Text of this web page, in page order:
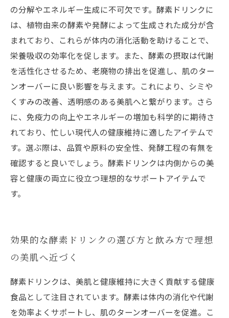
の分解やエネルギー生成に不可欠です。酵素ドリンクに
は、植物由来の酵素や発酵によって生成された成分が含
まれており、これらが体内の消化活動を助けることで、
栄養吸収の効率化を促します。また、酵素の摂取は代謝
を活性化させるため、老廃物の排出を促進し、肌のター
ンオーバーに良い影響を与えます。これにより、シミや
くすみの改善、透明感のある美肌へと繋がります。さら
に、免疫力の向上やエネルギーの増加も科学的に期待さ
れており、忙しい現代人の健康維持に適したアイテムで
す。選ぶ際は、品質や原料の安全性、発酵工程の有無を
確認すると良いでしょう。酵素ドリンクは内側からの美
容と健康の両立に役立つ理想的なサポートアイテムで
す。
効果的な酵素ドリンクの選び方と飲み方で理想
の美肌へ近づく
酵素ドリンクは、美肌と健康維持に大きく貢献する健康
食品として注目されています。酵素は体内の消化や代謝
を効率よくサポートし、肌のターンオーバーを促進。こ